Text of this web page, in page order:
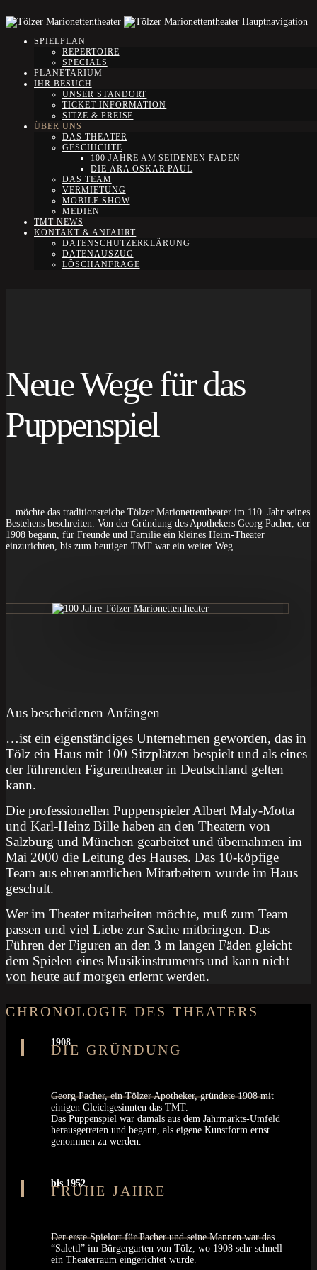
Hauptnavigation
SPIELPLAN
REPERTOIRE
SPECIALS
PLANETARIUM
IHR BESUCH
UNSER STANDORT
TICKET-INFORMATION
SITZE & PREISE
ÜBER UNS
DAS THEATER
GESCHICHTE
100 JAHRE AM SEIDENEN FADEN
DIE ÄRA OSKAR PAUL
DAS TEAM
VERMIETUNG
MOBILE SHOW
MEDIEN
TMT-NEWS
KONTAKT & ANFAHRT
DATENSCHUTZERKLÄRUNG
DATENAUSZUG
LÖSCHANFRAGE
Neue Wege für das
Puppenspiel
…möchte das traditionsreiche Tölzer Marionettentheater im 110. Jahr seines
Bestehens beschreiten. Von der Gründung des Apothekers Georg Pacher, der
1908 begann, für Freunde und Familie ein kleines Heim-Theater
einzurichten, bis zum heutigen TMT war ein weiter Weg.
Aus bescheidenen Anfängen
…ist ein eigenständiges Unternehmen geworden, das in
Tölz ein Haus mit 100 Sitzplätzen bespielt und als eines
der führenden Figurentheater in Deutschland gelten
kann.
Die professionellen Puppenspieler Albert Maly-Motta
und Karl-Heinz Bille haben an den Theatern von
Salzburg und München gearbeitet und übernahmen im
Mai 2000 die Leitung des Hauses. Das 10-köpfige
Team aus ehrenamtlichen Mitarbeitern wurde im Haus
geschult.
Wer im Theater mitarbeiten möchte, muß zum Team
passen und viel Liebe zur Sache mitbringen. Das
Führen der Figuren an den 3 m langen Fäden gleicht
dem Spielen eines Musikinstruments und kann nicht
von heute auf morgen erlernt werden.
CHRONOLOGIE DES THEATERS
1908
Georg Pacher, ein Tölzer Apotheker, gründete 1908 mit
einigen Gleichgesinnten das TMT.
Das Puppenspiel war damals aus dem Jahrmarkts-Umfeld
herausgetreten und begann, als eigene Kunstform ernst
genommen zu werden.
bis 1952
Der erste Spielort für Pacher und seine Mannen war das
“Salettl” im Bürgergarten von Tölz, wo 1908 sehr schnell
ein Theaterraum eingerichtet wurde.